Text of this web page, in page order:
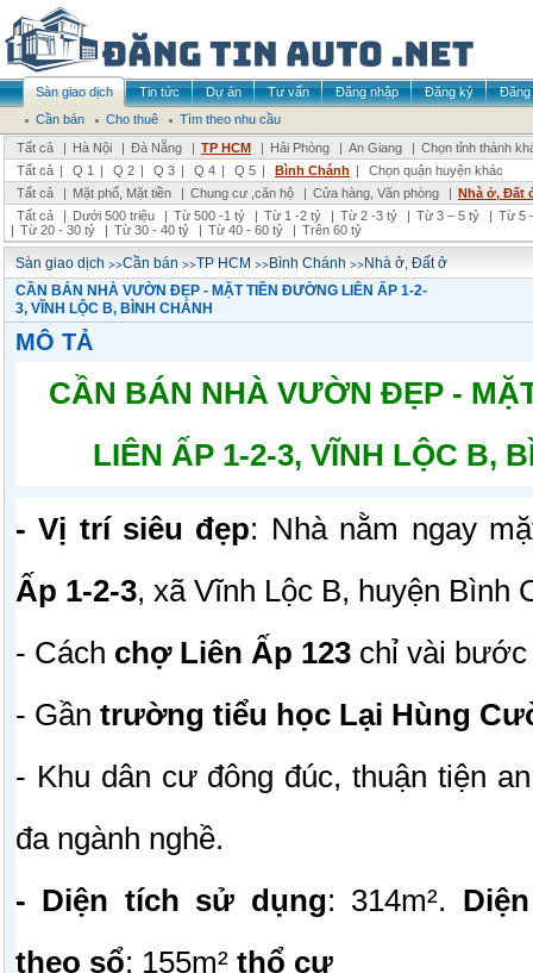
Sàn giao dịch Tin tức Dự án Tư vấn Đăng nhập Đăng ký
Đăng
Cần bán
Cho thuê
Tìm theo nhu cầu
Tất cả
| Hà Nội | Đà Nẵng | TP HCM | Hải Phòng | An Giang | Chọn tỉnh thành
Tất cả | Q 1 | Q 2 | Q 3 | Q 4 | Q 5 | Bình Chánh |
Chọn quận huyện khác
Tất cả
| Mặt phố, Mặt tiền | Chung cư ,căn hộ | Cửa hàng, Văn phòng | Nhà ở, Đất
Tất cả
| Dưới 500 triệu | Từ 500 -1 tỷ | Từ 1 -2 tỷ | Từ 2 -3 tỷ | Từ 3 – 5 tỷ | Từ 5
| Từ 20 - 30 tỷ | Từ 30 - 40 tỷ | Từ 40 - 60 tỷ | Trên 60 tỷ
Sàn giao dịch >>Cần bán >>TP HCM >>Bình Chánh >>Nhà ở, Đất ở
CẦN BÁN NHÀ VƯỜN ĐẸP - MẶT TIỀN ĐƯỜNG LIÊN ẤP 1-2-
3, VĨNH LỘC B, BÌNH CHÁNH
MÔ TẢ
CẦN BÁN NHÀ VƯỜN ĐẸP -
LIÊN ẤP 1-2-3, VĨNH LỘC B,
- Vị trí siêu đẹp: Nhà nằm ngay
Ấp 1-2-3, xã Vĩnh Lộc B, huyện Bình
- Cách chợ Liên Ấp 123 chỉ vài bước
- Gần trường tiểu học Lại Hùng
- Khu dân cư đông đúc, thuận tiện
đa ngành nghề.
- Diện tích sử dụng: 314m².
theo sổ: 155m² thổ cư